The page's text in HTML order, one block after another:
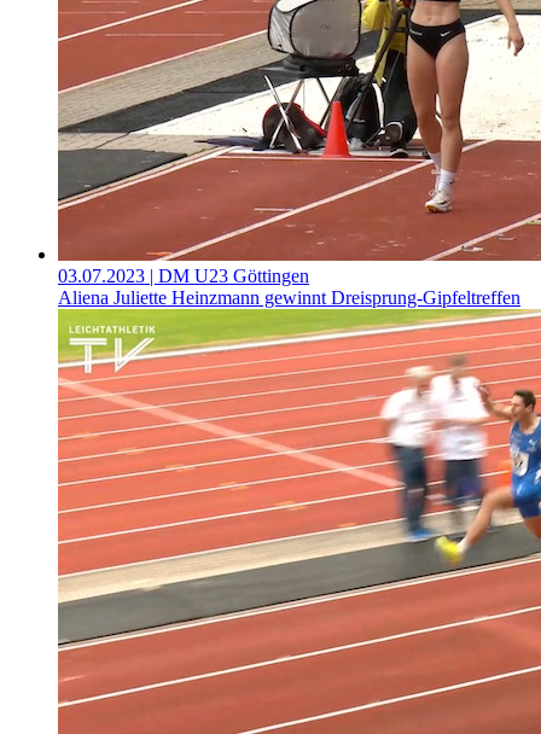
03.07.2023 | DM U23 Göttingen
Aliena Juliette Heinzmann gewinnt Dreisprung-Gipfeltreffen